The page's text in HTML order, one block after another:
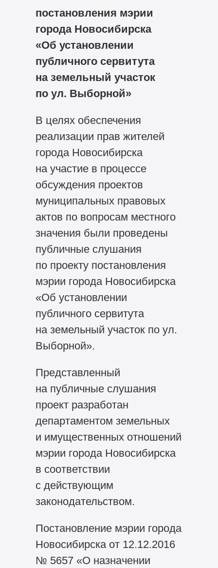
постановления мэрии
города Новосибирска
«Об установлении
публичного сервитута
на земельный участок
по ул. Выборной»
В целях обеспечения
реализации прав жителей
города Новосибирска
на участие в процессе
обсуждения проектов
муниципальных правовых
актов по вопросам местного
значения были проведены
публичные слушания
по проекту постановления
мэрии города Новосибирска
«Об установлении
публичного сервитута
на земельный участок по ул.
Выборной».
Представленный
на публичные слушания
проект разработан
департаментом земельных
и имущественных отношений
мэрии города Новосибирска
в соответствии
с действующим
законодательством.
Постановление мэрии города
Новосибирска от 12.12.2016
№ 5657 «О назначении